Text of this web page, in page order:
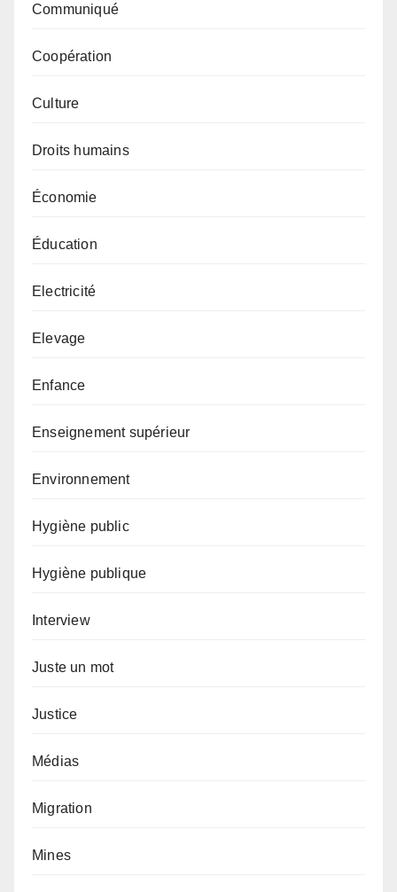
Communiqué
Coopération
Culture
Droits humains
Économie
Éducation
Electricité
Elevage
Enfance
Enseignement supérieur
Environnement
Hygiène public
Hygiène publique
Interview
Juste un mot
Justice
Médias
Migration
Mines